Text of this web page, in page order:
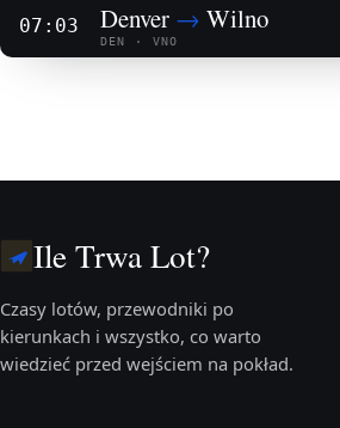
07:03 Denver → Wilno
DEN · VNO
Ile Trwa Lot?
Czasy lotów, przewodniki po
kierunkach i wszystko, co warto
wiedzieć przed wejściem na pokład.